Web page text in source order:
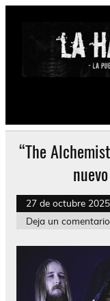
Saltar
Psychedelic,
“The
27 de octubre 2025
Deja un comentario